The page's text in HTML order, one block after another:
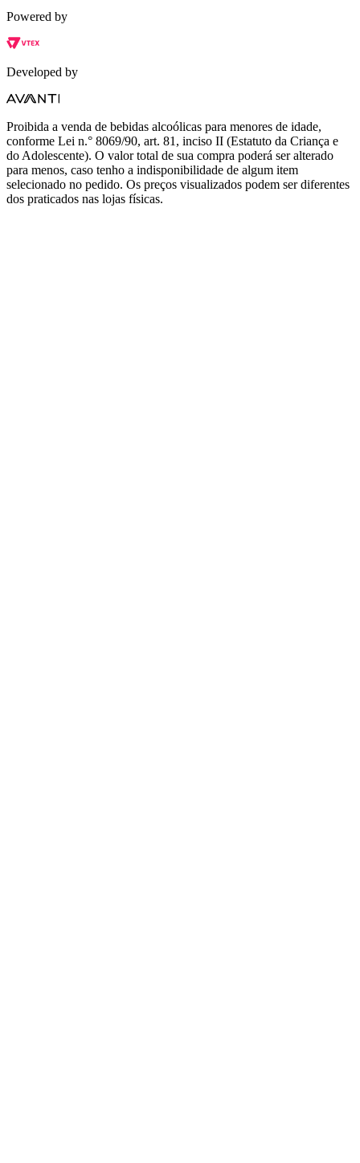
Powered by
Developed by
Proibida a venda de bebidas alcoólicas para menores de idade,
conforme Lei n.° 8069/90, art. 81, inciso II (Estatuto da Criança e
do Adolescente). O valor total de sua compra poderá ser alterado
para menos, caso tenho a indisponibilidade de algum item
selecionado no pedido. Os preços visualizados podem ser diferentes
dos praticados nas lojas físicas.